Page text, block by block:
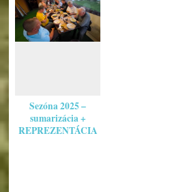
Sezóna 2025 –
sumarizácia +
REPREZENTÁCIA